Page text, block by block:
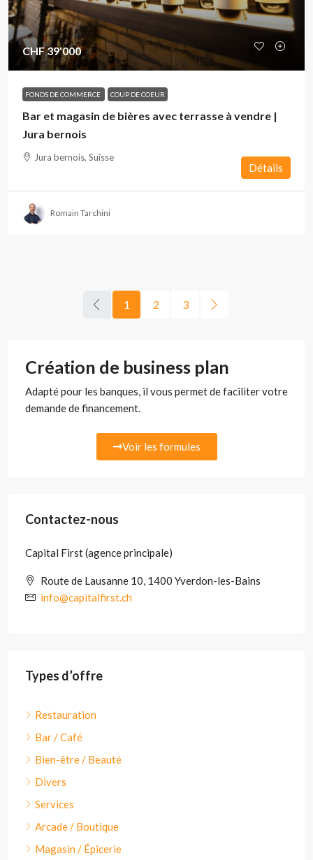
CHF 39'000
FONDS DE COMMERCE COUP DE COEUR
Bar et magasin de bières avec terrasse à vendre |
Jura bernois
Jura bernois, Suisse
Détails
Romain Tarchini
1 2 3
Création de business plan
Adapté pour les banques, il vous permet de faciliter votre
demande de financement.
Voir les formules
Contactez-nous
Capital First (agence principale)
Route de Lausanne 10, 1400 Yverdon-les-Bains
info@capitalfirst.ch
Types d’offre
Restauration
Bar / Café
Bien-être / Beauté
Divers
Services
Arcade / Boutique
Magasin / Épicerie